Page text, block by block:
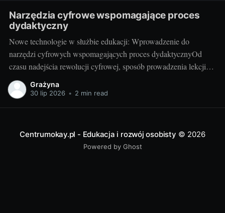
Narzędzia cyfrowe wspomagające proces
dydaktyczny
Nowe technologie w służbie edukacji: Wprowadzenie do
narzędzi cyfrowych wspomagających proces dydaktycznyOd
czasu nadejścia rewolucji cyfrowej, sposób prowadzenia lekcji
przechodzi gwałtowną transformację. Narzędzia cyfrowe, takie
jak programy edukacyjne, aplikacje czy platformy e-learningowe,
swojej oferty dydaktycznej i ułatwiają
Grażyna
30 lip 2026 • 2 min read
Centrumokay.pl - Edukacja i rozwój osobisty © 2026
Powered by Ghost